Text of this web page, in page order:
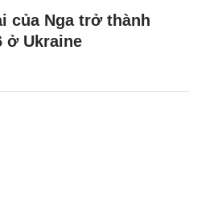
của Nga trở thành
ở Ukraine